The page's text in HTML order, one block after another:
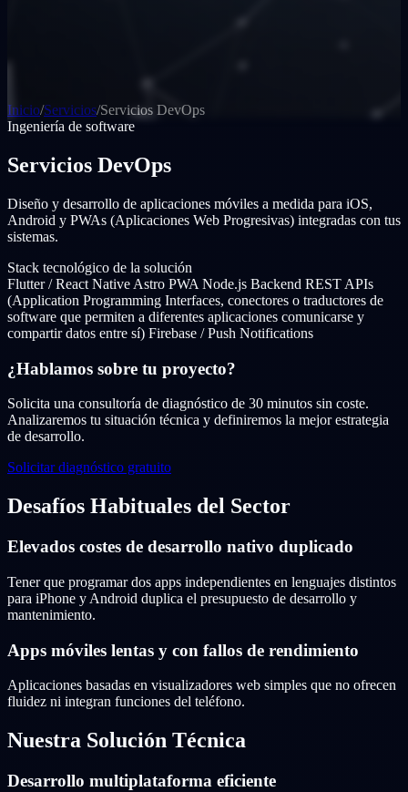
Inicio/Servicios/Servicios DevOps
Ingeniería de software
Servicios DevOps
Diseño y desarrollo de aplicaciones móviles a medida para iOS,
Android y PWAs (Aplicaciones Web Progresivas) integradas con tus
sistemas.
Stack tecnológico de la solución
Flutter / React Native Astro PWA Node.js Backend REST APIs
(Application Programming Interfaces, conectores o traductores de
software que permiten a diferentes aplicaciones comunicarse y
compartir datos entre sí) Firebase / Push Notifications
¿Hablamos sobre tu proyecto?
Solicita una consultoría de diagnóstico de 30 minutos sin coste.
Analizaremos tu situación técnica y definiremos la mejor estrategia
de desarrollo.
Solicitar diagnóstico gratuito
Desafíos Habituales del Sector
Elevados costes de desarrollo nativo duplicado
Tener que programar dos apps independientes en lenguajes distintos
para iPhone y Android duplica el presupuesto de desarrollo y
mantenimiento.
Apps móviles lentas y con fallos de rendimiento
Aplicaciones basadas en visualizadores web simples que no ofrecen
fluidez ni integran funciones del teléfono.
Nuestra Solución Técnica
Desarrollo multiplataforma eficiente